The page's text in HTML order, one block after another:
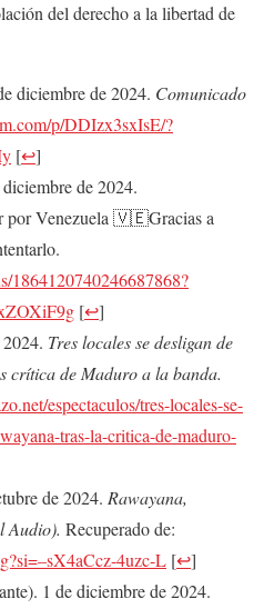
del derecho a la libertad de
diciembre de 2024. Comunicado
p/DDIzx3sxIsE/?
[↩]
de 2024.
Venezuela 🇻🇪Gracias a
1864120740246687868?
[↩]
Tres locales se desligan de
crítica de Maduro a la banda.
espectaculos/tres-locales-se-
tras-la-critica-de-maduro-
de 2024. Rawayana,
Audio). Recuperado de:
4uzc-L [↩]
1 de diciembre de 2024.